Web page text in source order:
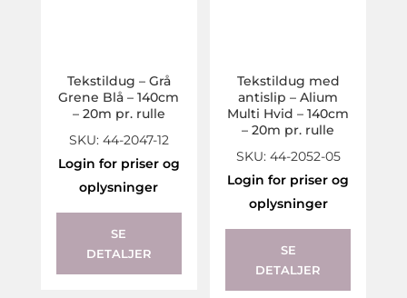
Tekstildug – Grå
Grene Blå – 140cm
– 20m pr. rulle
SKU: 44-2047-12
Login for priser og
oplysninger
SE
DETALJER
Tekstildug med
antislip – Alium
Multi Hvid – 140cm
– 20m pr. rulle
SKU: 44-2052-05
Login for priser og
oplysninger
SE
DETALJER